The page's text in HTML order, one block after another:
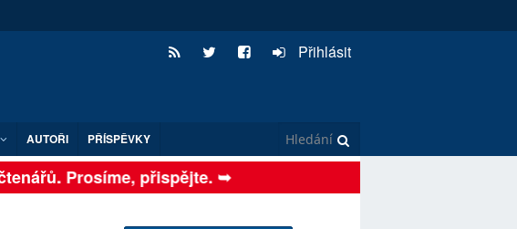
Přihlásit
AUTOŘI PŘÍSPĚVKY
Prosíme, přispějte. ➥